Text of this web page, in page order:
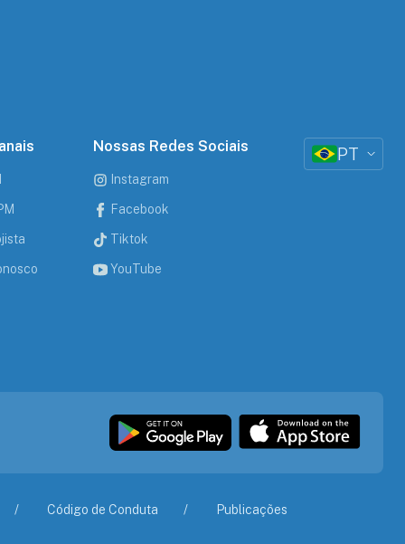
Nossas Redes Sociais
Instagram
Facebook
Tiktok
YouTube
PT
Código de Conduta Publicações